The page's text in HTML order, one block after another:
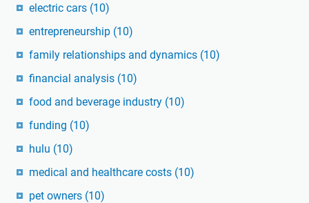
electric cars (10)
entrepreneurship (10)
family relationships and dynamics (10)
financial analysis (10)
food and beverage industry (10)
funding (10)
hulu (10)
medical and healthcare costs (10)
pet owners (10)